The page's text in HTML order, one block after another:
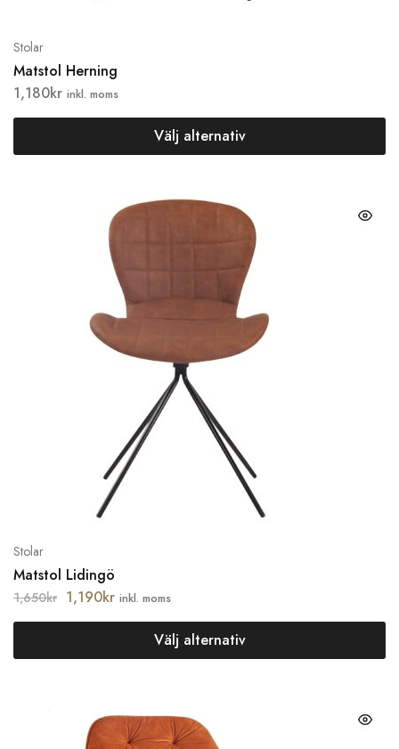
Stolar
Matstol Herning
1,180kr inkl. moms
Välj alternativ
Stolar
Matstol Lidingö
1,650kr 1,190kr inkl. moms
Välj alternativ